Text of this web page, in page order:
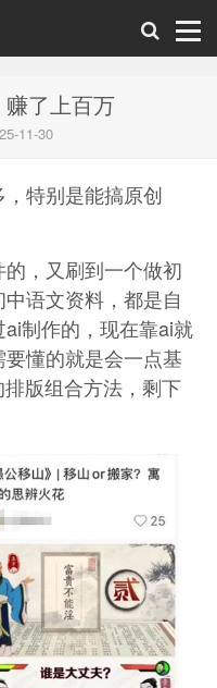
了上百万
11-30
特别是能搞原创
，又刷到一个做初
语文资料，都是自
制作的，现在靠ai就
懂的就是会一点基
版组合方法，剩下